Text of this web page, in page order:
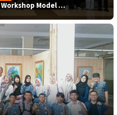
Workshop Model …